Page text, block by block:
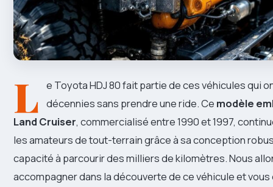
L e Toyota HDJ 80 fait partie de ces véhicules qui
décennies sans prendre une ride. Ce modèle
Land Cruiser, commercialisé entre 1990 et 1997,
les amateurs de tout-terrain grâce à sa conception
capacité à parcourir des milliers de kilomètres. Nous
accompagner dans la découverte de ce véhicule et